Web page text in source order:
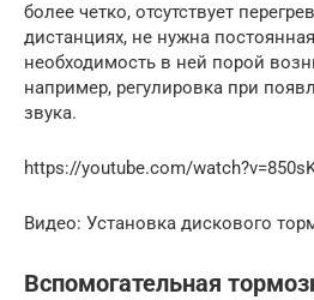
более четко, отсутствует
дистанциях, не нужна
необходимость в ней порой
например, регулировка при
звука.
https://youtube.com/
Видео: Установка дискового
Вспомогательная